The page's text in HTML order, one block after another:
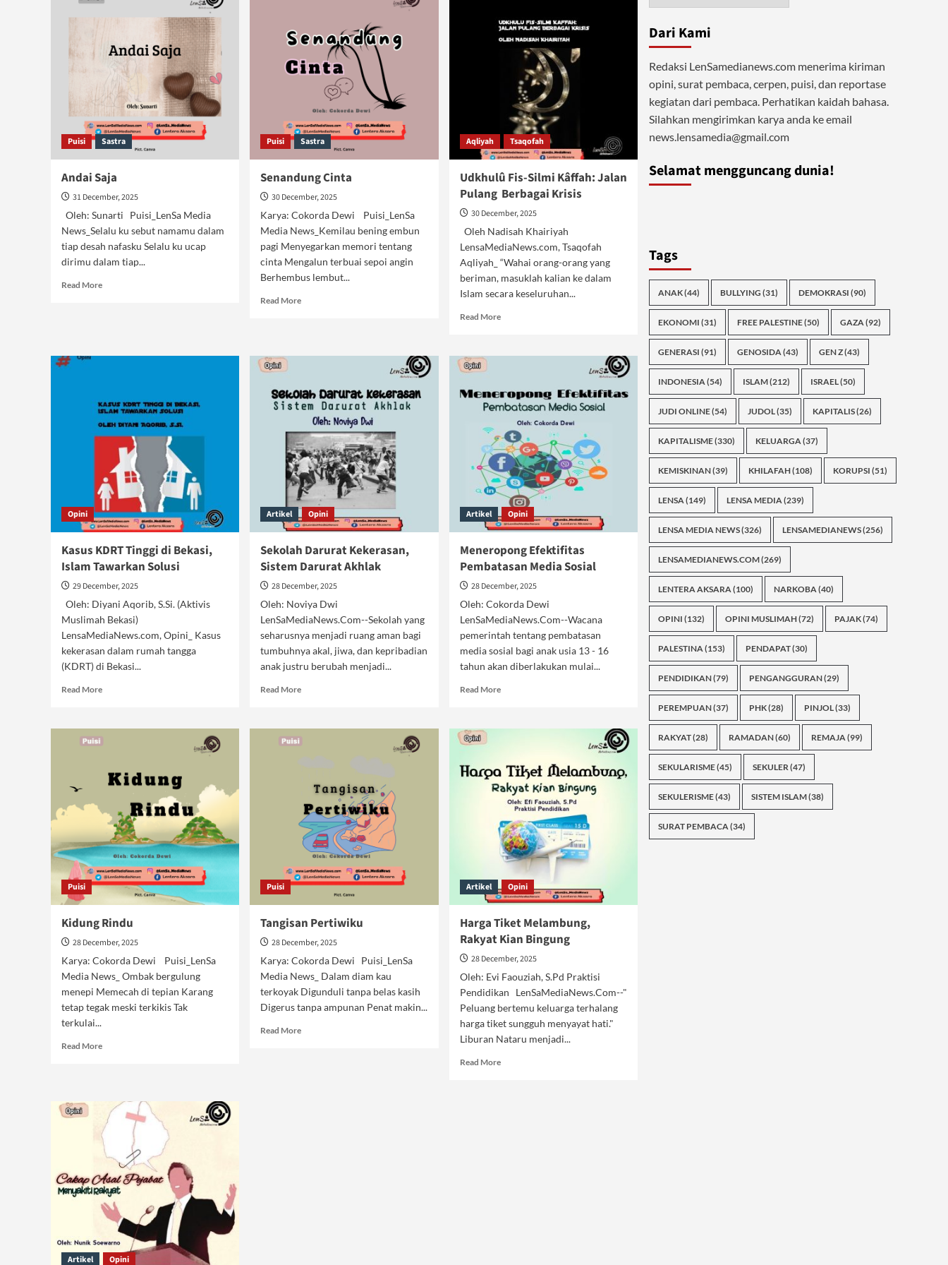
Puisi Sastra
Andai Saja
31 December, 2025
Oleh: Sunarti Puisi_LenSa Media
News_Selalu ku sebut namamu dalam
tiap desah nafasku Selalu ku ucap
dirimu dalam tiap...
Read MoreRead
Puisi Sastra
Senandung Cinta
30 December, 2025
Karya: Cokorda Dewi Puisi_LenSa
Media News_Kemilau bening embun
pagi Menyegarkan memori tentang
cinta Mengalun terbuai sepoi angin
Berhembus lembut...
Read MoreRead
Aqliyah Tsaqofah
Udkhulû Fis-Silmi Kâffah: Jalan
Pulang Berbagai Krisis
30 December, 2025
Oleh Nadisah Khairiyah
LensaMediaNews.com, Tsaqofah
Aqliyah_ “Wahai orang-orang yang
beriman, masuklah kalian ke dalam
Islam secara keseluruhan...
Read MoreRead
Udkhulû
Kâffah:
Jalan
Pulang
Berbagai
Krisis
Opini
Kasus KDRT Tinggi di Bekasi,
Islam Tawarkan Solusi
29 December, 2025
Oleh: Diyani Aqorib, S.Si. (Aktivis
Muslimah Bekasi)
LensaMediaNews.com, Opini_ Kasus
kekerasan dalam rumah tangga
(KDRT) di Bekasi...
Read MoreRead
Kasus
Bekasi,
Tawarkan
Solusi
Artikel Opini
Sekolah Darurat Kekerasan,
Sistem Darurat Akhlak
28 December, 2025
Oleh: Noviya Dwi
LenSaMediaNews.Com--Sekolah yang
seharusnya menjadi ruang aman bagi
tumbuhnya akal, jiwa, dan kepribadian
anak justru berubah menjadi...
Read MoreRead
Sekolah
Sistem
Akhlak
Artikel Opini
Meneropong Efektifitas
Pembatasan Media Sosial
28 December, 2025
Oleh: Cokorda Dewi
LenSaMediaNews.Com--Wacana
pemerintah tentang pembatasan
media sosial bagi anak usia 13 - 16
tahun akan diberlakukan mulai...
Read MoreRead
Meneropong
Media
Sosial
Puisi
Kidung Rindu
28 December, 2025
Karya: Cokorda Dewi Puisi_LenSa
Media News_ Ombak bergulung
menepi Memecah di tepian Karang
tetap tegak meski terkikis Tak
terkulai...
Read MoreRead
Puisi
Tangisan Pertiwiku
28 December, 2025
Karya: Cokorda Dewi Puisi_LenSa
Media News_ Dalam diam kau
terkoyak Digunduli tanpa belas kasih
Digerus tanpa ampunan Penat makin...
Read MoreRead
Artikel Opini
Harga Tiket Melambung,
Rakyat Kian Bingung
28 December, 2025
Oleh: Evi Faouziah, S.Pd Praktisi
Pendidikan LenSaMediaNews.Com--"
Peluang bertemu keluarga terhalang
harga tiket sungguh menyayat hati."
Liburan Nataru menjadi...
Read MoreRead
Artikel Opini
Dari Kami
Redaksi LenSamedianews.com menerima kiriman
opini, surat pembaca, cerpen, puisi, dan reportase
kegiatan dari pembaca. Perhatikan kaidah bahasa.
Silahkan mengirimkan karya anda ke email
news.lensamedia@gmail.com
Selamat mengguncang dunia!
Tags
ANAK(44) BULLYING (31) DEMOKRASI (90)
EKONOMI (31) FREE PALESTINE(50) GAZA(92)
GENERASI (91) GENOSIDA(43) GEN Z(43)
INDONESIA(54) ISLAM(212) ISRAEL(50)
JUDI ONLINE(54) JUDOL(35) KAPITALIS(26)
KAPITALISME(330) KELUARGA(37)
KEMISKINAN(39) KHILAFAH(108) KORUPSI (51)
LENSA(149) LENSA MEDIA(239)
LENSA MEDIA NEWS(326) LENSAMEDIANEWS(256)
LENSAMEDIANEWS.COM(269)
LENTERA AKSARA(100) NARKOBA(40)
OPINI (132) OPINI MUSLIMAH(72) PAJAK(74)
PALESTINA(153) PENDAPAT(30)
PENDIDIKAN(79) PENGANGGURAN(29)
PEREMPUAN(37) PHK(28) PINJOL(33)
RAKYAT(28) RAMADAN(60) REMAJA(99)
SEKULARISME(45) SEKULER(47)
SEKULERISME(43) SISTEM ISLAM(38)
SURAT PEMBACA(34)